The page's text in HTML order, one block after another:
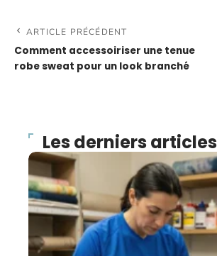
ARTICLE PRÉCÉDENT
Comment accessoiriser une tenue
robe sweat pour un look branché
Les derniers articles